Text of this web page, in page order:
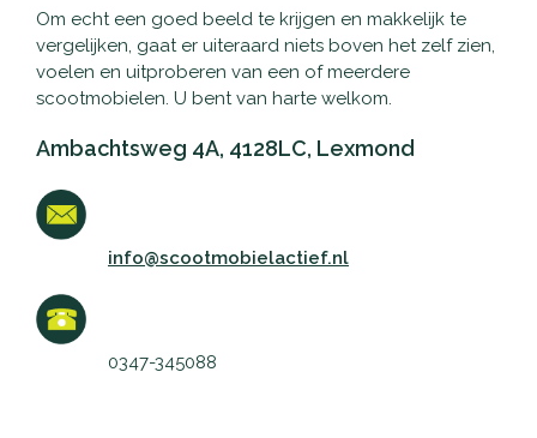
Om echt een goed beeld te krijgen en makkelijk te
vergelijken, gaat er uiteraard niets boven het zelf zien,
voelen en uitproberen van een of meerdere
scootmobielen. U bent van harte welkom.
Ambachtsweg 4A, 4128LC, Lexmond
info@scootmobielactief.nl
0347-345088